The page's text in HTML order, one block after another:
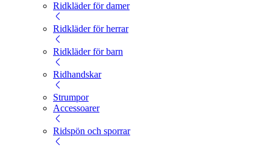
Ridkläder för damer
Ridkläder för herrar
Ridkläder för barn
Ridhandskar
Strumpor
Accessoarer
Ridspön och sporrar